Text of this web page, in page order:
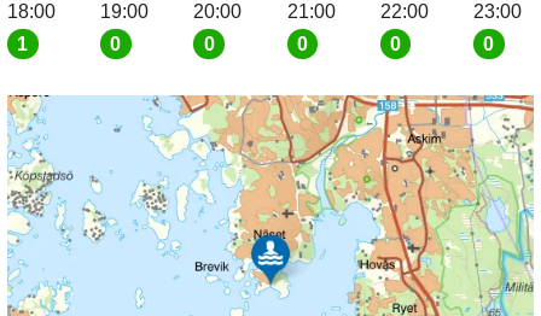
18:00
1
19:00
0
20:00
0
21:00
0
22:00
0
23:00
0